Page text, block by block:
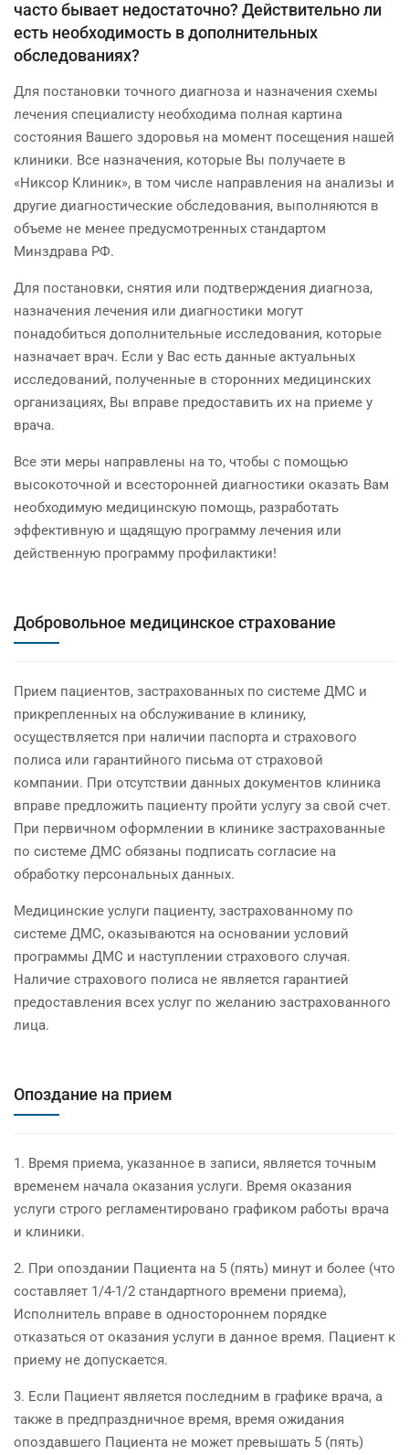
часто бывает недостаточно? Действительно ли
есть необходимость в дополнительных
обследованиях?
Для постановки точного диагноза и назначения схемы
лечения специалисту необходима полная картина
состояния Вашего здоровья на момент посещения нашей
клиники. Все назначения, которые Вы получаете в
«Никсор Клиник», в том числе направления на анализы и
другие диагностические обследования, выполняются в
объеме не менее предусмотренных стандартом
Минздрава РФ.
Для постановки, снятия или подтверждения диагноза,
назначения лечения или диагностики могут
понадобиться дополнительные исследования, которые
назначает врач. Если у Вас есть данные актуальных
исследований, полученные в сторонних медицинских
организациях, Вы вправе предоставить их на приеме у
врача.
Все эти меры направлены на то, чтобы с помощью
высокоточной и всесторонней диагностики оказать Вам
необходимую медицинскую помощь, разработать
эффективную и щадящую программу лечения или
действенную программу профилактики!
Добровольное медицинское страхование
Прием пациентов, застрахованных по системе ДМС и
прикрепленных на обслуживание в клинику,
осуществляется при наличии паспорта и страхового
полиса или гарантийного письма от страховой
компании. При отсутствии данных документов клиника
вправе предложить пациенту пройти услугу за свой счет.
При первичном оформлении в клинике застрахованные
по системе ДМС обязаны подписать согласие на
обработку персональных данных.
Медицинские услуги пациенту, застрахованному по
системе ДМС, оказываются на основании условий
программы ДМС и наступлении страхового случая.
Наличие страхового полиса не является гарантией
предоставления всех услуг по желанию застрахованного
лица.
Опоздание на прием
1. Время приема, указанное в записи, является точным
временем начала оказания услуги. Время оказания
услуги строго регламентировано графиком работы врача
и клиники.
2. При опоздании Пациента на 5 (пять) минут и более (что
составляет 1/4-1/2 стандартного времени приема),
Исполнитель вправе в одностороннем порядке
отказаться от оказания услуги в данное время. Пациент к
приему не допускается.
3. Если Пациент является последним в графике врача, а
также в предпраздничное время, время ожидания
опоздавшего Пациента не может превышать 5 (пять)